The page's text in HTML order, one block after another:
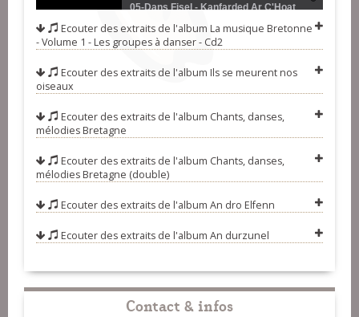
Jean - La Godinette
05-Dans Fisel - Kanfarded Ar C'Hoat
06-An Dro - Kistinidiz
09-An Dro Elfenn - Satanazet
10-Gavotte à Deux Violons - Ar
Skloferien
11-Highlands - Galorn
14-Sonit Plac'Hed Yaouank -
Korriganed
15-Rond d'Loudia - Chantou
D'Loudia
16-N'Amzer A Dri Huech Vle - Tri
Ecouter des extraits de l'album La musique Bretonne
- Volume 1 - Les groupes à danser - Cd2
Ecouter des extraits de l'album Ils se meurent nos
oiseaux
Ecouter des extraits de l'album Chants, danses,
mélodies Bretagne
Ecouter des extraits de l'album Chants, danses,
mélodies Bretagne (double)
Ecouter des extraits de l'album An dro Elfenn
Ecouter des extraits de l'album An durzunel
Contact & infos